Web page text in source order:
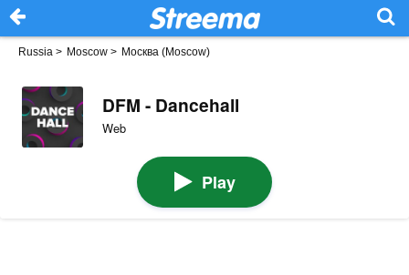
Russia > Moscow > Москва (Moscow)
DFM - Dancehall
Web
Play